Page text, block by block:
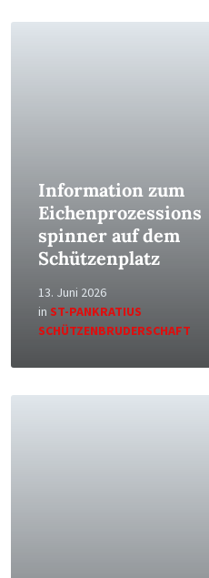
Information zum
Eichenprozessions
spinner auf dem
Schützenplatz
13. Juni 2026
in ST-PANKRATIUS
SCHÜTZENBRUDERSCHAFT